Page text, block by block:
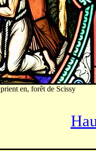
prient en, forêt de Scissy